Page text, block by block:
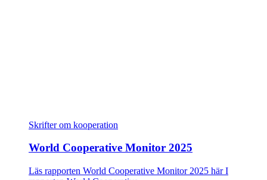
Skrifter om kooperation
World Cooperative Monitor 2025
Läs rapporten World Cooperative Monitor 2025 här I